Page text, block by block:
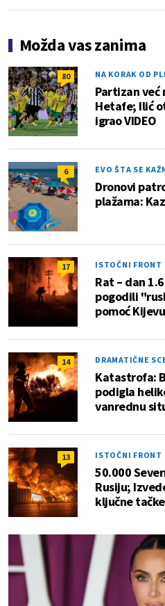
Možda vas zanima
80 NA KORAK OD
Partizan već
Hetafe; Ilić
igrao VIDEO
6 EVO ŠTA SE
Dronovi
plažama:
17 ISTOČNI FRONT
Rat – dan
pogodili
pomoć
14 DRAMATIČNE
Katastrofa:
podigla
vanrednu
13 ISTOČNI FRONT
50.000
Rusiju;
ključne tačke